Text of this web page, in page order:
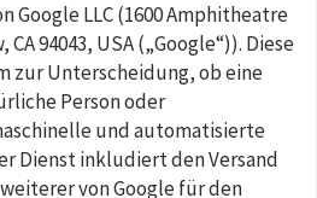
Google LLC (1600 Amphitheatre
94043, USA („Google“)). Diese
zur Unterscheidung, ob eine
Person oder
und automatisierte
Dienst inkludiert den Versand
von Google für den